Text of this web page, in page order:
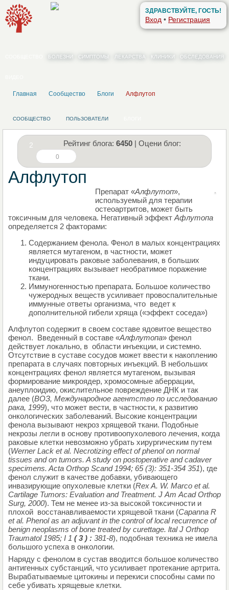
ЗДРАВСТВУЙТЕ, ГОСТЬ!
Вход • Регистрация
БОЛЕЗНИ СИМПТОМЫ ЛЕКАРСТВА КЛИНИКИ ОБСЛЕДОВАНИЯ
Главная Сообщество Блоги Алфлутоп
СООБЩЕСТВО ПОЛЬЗОВАТЕЛИ
2 Рейтинг блога: 6450 | Оцени блог:
0
Алфлутоп
Препарат «Алфлутоп»,
используемый для терапии
остеоартритов, может быть
токсичным для человека. Негативный эффект Афлутопа
определяется 2 факторами:
Содержанием фенола. Фенол в малых концентрациях
является мутагеном, в частности, может
индуцировать раковые заболевания, в больших
концентрациях вызывает необратимое поражение
ткани.
Иммуногенностью препарата. Большое количество
чужеродных веществ усиливает провоспалительные
иммунные ответы организма, что ведет к
дополнительной гибели хряща («эффект соседа»)
Алфлутоп содержит в своем составе ядовитое вещество
фенол. Введенный в составе «Алфлутопа» фенол
действует локально, в области инъекции, и системно.
Отсутствие в суставе сосудов может ввести к накоплению
препарата в случаях повторных инъекций. В небольших
концентрациях фенол является мутагеном, вызывая
формирование микроядер, хромосомные аберрации,
анеуплоидию, окислительное повреждение ДНК и так
далее (ВОЗ, Международное агентство по исследованию
рака, 1999), что может вести, в частности, к развитию
онкологических заболеваний. Высокие концентрации
фенола вызывают некроз хрящевой ткани. Подобные
некрозы легли в основу противоопухолевого лечения, когда
раковые клетки невозможно убрать хирургическим путем
(Werner Lack et al. Necrotizing effect of phenol on normal
tissues and on tumors. A study on postoperative and cadaver
specimens. Acta Orthop Scand 1994; 65 (3): 351-354 351), где
фенол служит в качестве добавки, убивающего
инвазирующие опухолевые клетки (Rex A. W. Marco et al.
Cartilage Tumors: Evaluation and Treatment. J Am Acad Orthop
Surg, 2000). Тем не менее из-за высокой токсичности и
плохой восстанавливаемости хрящевой ткани (Capanna R
et al. Phenol as an adjuvant in the control of local recurrence of
benign neoplasms of bone treated by curettage. ltal J Orthop
Traumatol 1985; I 1 ( 3 ) : 381-8), подобная техника не имела
большого успеха в онкологии.
Наряду с фенолом в сустав вводится большое количество
антигенных субстанций, что усиливает протекание артрита.
Вырабатываемые цитокины и перекиси способны сами по
себе убивать хрящевые клетки.